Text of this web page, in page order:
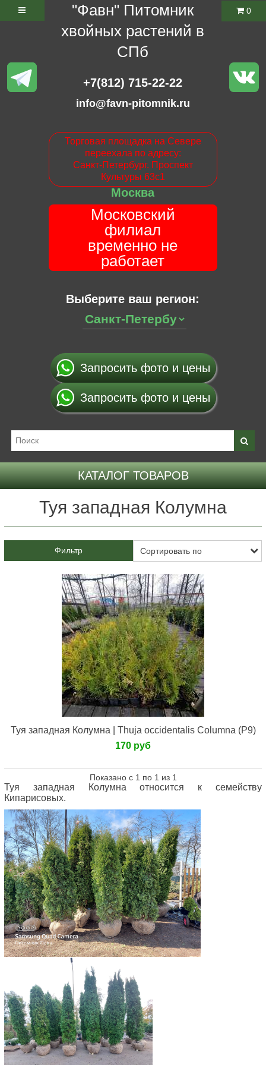
"Фавн" Питомник
хвойных растений в
СПб
+7(812) 715-22-22
info@favn-pitomnik.ru
Торговая площадка на Севере
переехала по адресу:
Санкт-Петербург. Проспект
Культуры 63с1
Москва
Московский
филиал
временно не
работает
Выберите ваш регион:
0
Запросить фото и цены
Запросить фото и цены
КАТАЛОГ ТОВАРОВ
Туя западная Колумна
Фильтр
Туя западная Колумна | Thuja occidentalis Columna (Р9)
170 руб
Показано с 1 по 1 из 1
Туя западная Колумна относится к семейству
Кипарисовых.